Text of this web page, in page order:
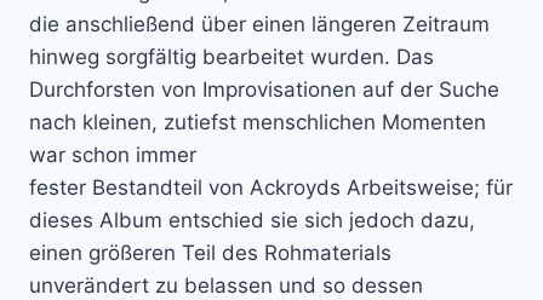
die anschließend über einen längeren Zeitraum
hinweg sorgfältig bearbeitet wurden. Das
Durchforsten von Improvisationen auf der Suche
nach kleinen, zutiefst menschlichen Momenten
war schon immer
fester Bestandteil von Ackroyds Arbeitsweise; für
dieses Album entschied sie sich jedoch dazu,
einen größeren Teil des Rohmaterials
unverändert zu belassen und so dessen